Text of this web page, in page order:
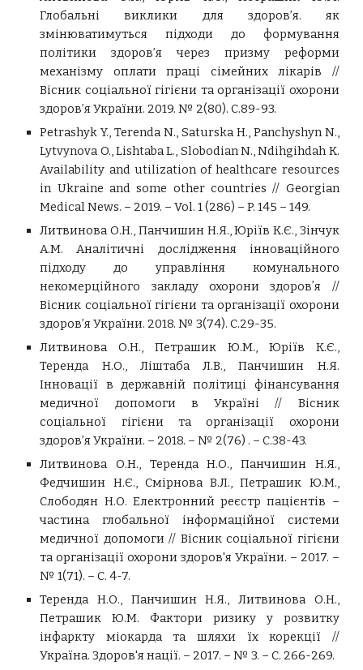
Глобальні виклики для здоров’я. як
змінюватимуться підходи до формування
політики здоров’я через призму реформи
механізму оплати праці сімейних лікарів //
Вісник соціальної гігієни та організації охорони
здоров’я України. 2019. № 2(80). С.89-93.
Petrashyk Y., Terenda N., Saturska H., Panchyshyn N.,
Lytvynova O., Lishtaba L., Slobodian N., Ndihgihdah K.
Availability and utilization of healthcare resources
in Ukraine and some other countries // Georgian
Medical News. – 2019. – Vol. 1 (286) – P. 145 – 149.
Литвинова О.Н., Панчишин Н.Я., Юріїв К.Є., Зінчук
А.М. Аналітичні дослідження інноваційного
підходу до управління комунального
некомерційного закладу охорони здоровʼя //
Вісник соціальної гігієни та організації охорони
здоров’я України. 2018. № 3(74). С.29-35.
Литвинова О.Н., Петрашик Ю.М., Юріїв К.Є.,
Теренда Н.О., Ліштаба Л.В., Панчишин Н.Я.
Інновації в державній політиці фінансування
медичної допомоги в Україні // Вісник
соціальної гігієни та організації охорони
здоров’я України. – 2018. – № 2(76) . – С.38-43.
Литвинова О.Н., Теренда Н.О., Панчишин Н.Я.,
Федчишин Н.Є., Смірнова В.Л., Петрашик Ю.М.,
Слободян Н.О. Електронний реєстр пацієнтів –
частина глобальної інформаційної системи
медичної допомоги // Вісник соціальної гігієни
та організації охорони здоров'я України. – 2017. –
№ 1(71). – С. 4-7.
Теренда Н.О., Панчишин Н.Я., Литвинова О.Н.,
Петрашик Ю.М.
Фактори ризику у розвитку
інфаркту міокарда та шляхи їх корекції //
Україна. Здоров'я нації. – 2017. – № 3. – С. 266-269.